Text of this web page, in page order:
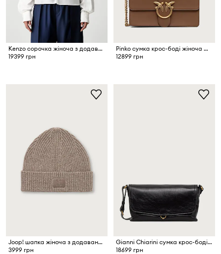
Kenzo сорочка жіноча з додаванням шовку
19399 грн
Pinko сумка крос-боді жіноча шкіряна
12899 грн
Joop! шапка жіноча з додаванням вовни
3999 грн
Gianni Chiarini сумка крос-боді жіноча шкіряна EUGENIA
18699 грн